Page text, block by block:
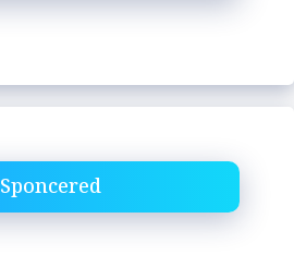
Sponcered